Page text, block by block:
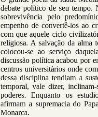
debate político de seu tempo.
sobrevivência pelo
empenho de convertê-los ao
com que aquele ciclo
religiosa. A salvação da alma
colocou-se ao serviço
discussão política acabou por
centros universitários onde
dessa disciplina tendiam a
temporal, vale dizer,
poderes. Enquanto os
afirmam a supremacia do
Monarca.